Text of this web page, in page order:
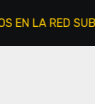
LA RED SUBE: